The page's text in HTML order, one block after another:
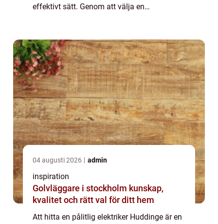
effektivt sätt. Genom att välja en
04 augusti 2026 admin
inspiration
Golvläggare i stockholm kunskap,
kvalitet och rätt val för ditt hem
Att hitta en pålitlig elektriker Huddinge är en